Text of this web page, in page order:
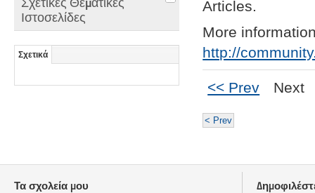
Ιστοσελίδες
Σχετικά
Articles.
More
http://
<< Prev Next
< Prev
Τα σχολεία μου